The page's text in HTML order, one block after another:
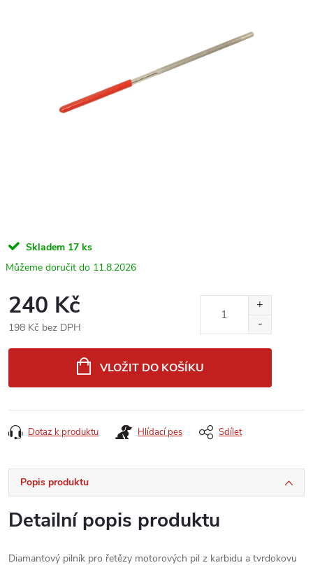
Skladem 17 ks
11.8.2026
240 Kč
198 Kč bez DPH
VLOŽIT DO KOŠÍKU
Dotaz k produktu Hlídací pes Sdílet
Popis produktu
Detailní popis produktu
Diamantový pilník pro řetězy motorových pil z karbidu a tvrdokovu